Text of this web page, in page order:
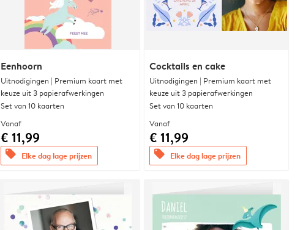
Eenhoorn
Uitnodigingen | Premium kaart met
keuze uit 3 papierafwerkingen
Set van 10 kaarten
Vanaf
€ 11,99
offers Elke dag lage prijzen
Cocktails en cake
Uitnodigingen | Premium kaart met
keuze uit 3 papierafwerkingen
Set van 10 kaarten
Vanaf
€ 11,99
offers Elke dag lage prijzen